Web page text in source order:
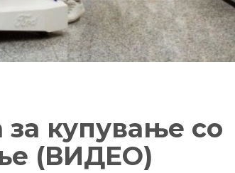
купување со
(ВИДЕО)